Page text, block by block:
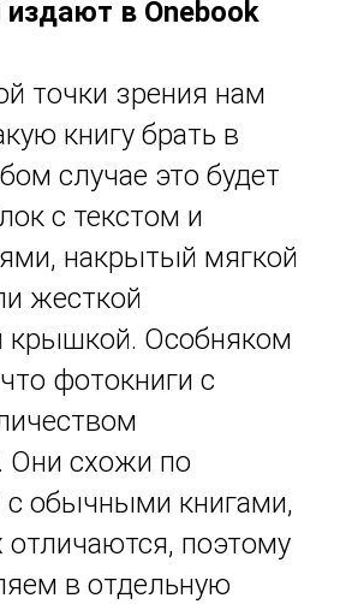
издают в Onebook
точки зрения нам
книгу брать в
случае это будет
с текстом и
накрытый мягкой
жесткой
крышкой. Особняком
фотокниги с
Они схожи по
с обычными книгами,
отличаются, поэтому
в отдельную